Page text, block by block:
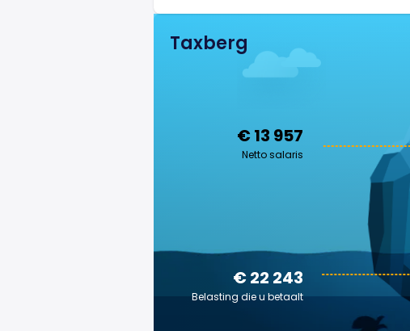
Taxberg
€ 13 957
Netto salaris
€ 22 243
Belasting die u betaalt